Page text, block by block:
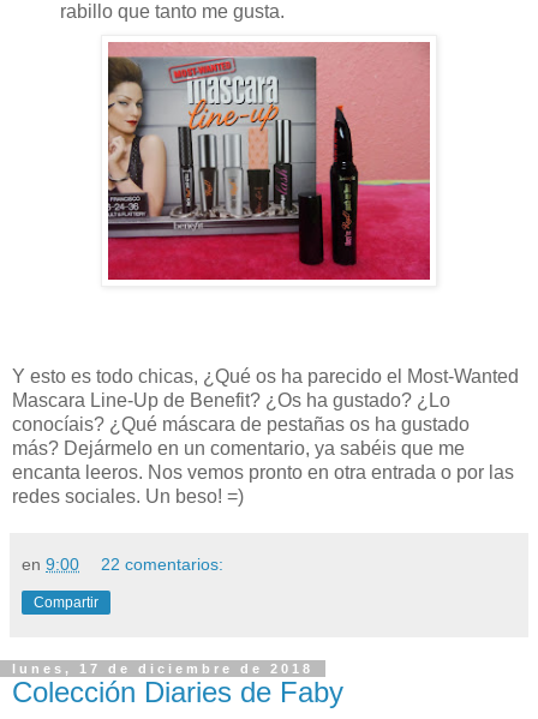
rabillo que tanto me gusta.
Y esto es todo chicas, ¿Qué os ha parecido el Most-Wanted
Mascara Line-Up de Benefit? ¿Os ha gustado? ¿Lo
conocíais? ¿Qué máscara de pestañas os ha gustado
más? Dejármelo en un comentario, ya sabéis que me
encanta leeros. Nos vemos pronto en otra entrada o por las
redes sociales. Un beso! =)
en 9:00 22 comentarios:
Compartir
lunes, 17 de diciembre de 2018
Colección Diaries de Faby